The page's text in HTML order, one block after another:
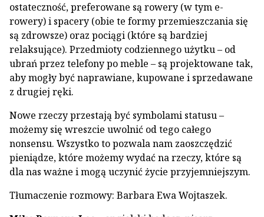
ostateczność, preferowane są rowery (w tym e-
rowery) i spacery (obie te formy przemieszczania się
są zdrowsze) oraz pociągi (które są bardziej
relaksujące). Przedmioty codziennego użytku – od
ubrań przez telefony po meble – są projektowane tak,
aby mogły być naprawiane, kupowane i sprzedawane
z drugiej ręki.
Nowe rzeczy przestają być symbolami statusu –
możemy się wreszcie uwolnić od tego całego
nonsensu. Wszystko to pozwala nam zaoszczędzić
pieniądze, które możemy wydać na rzeczy, które są
dla nas ważne i mogą uczynić życie przyjemniejszym.
Tłumaczenie rozmowy: Barbara Ewa Wojtaszek.